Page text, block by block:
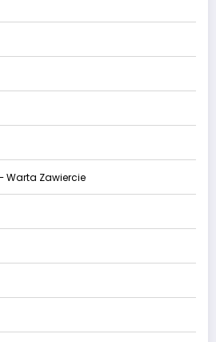
Warta Zawiercie